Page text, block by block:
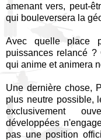
amenant vers, peut-
qui bouleversera la
Avec quelle place
puissances relancé ?
qui anime et animera
Une dernière chose,
plus neutre possible,
exclusivement
développées
pas une position